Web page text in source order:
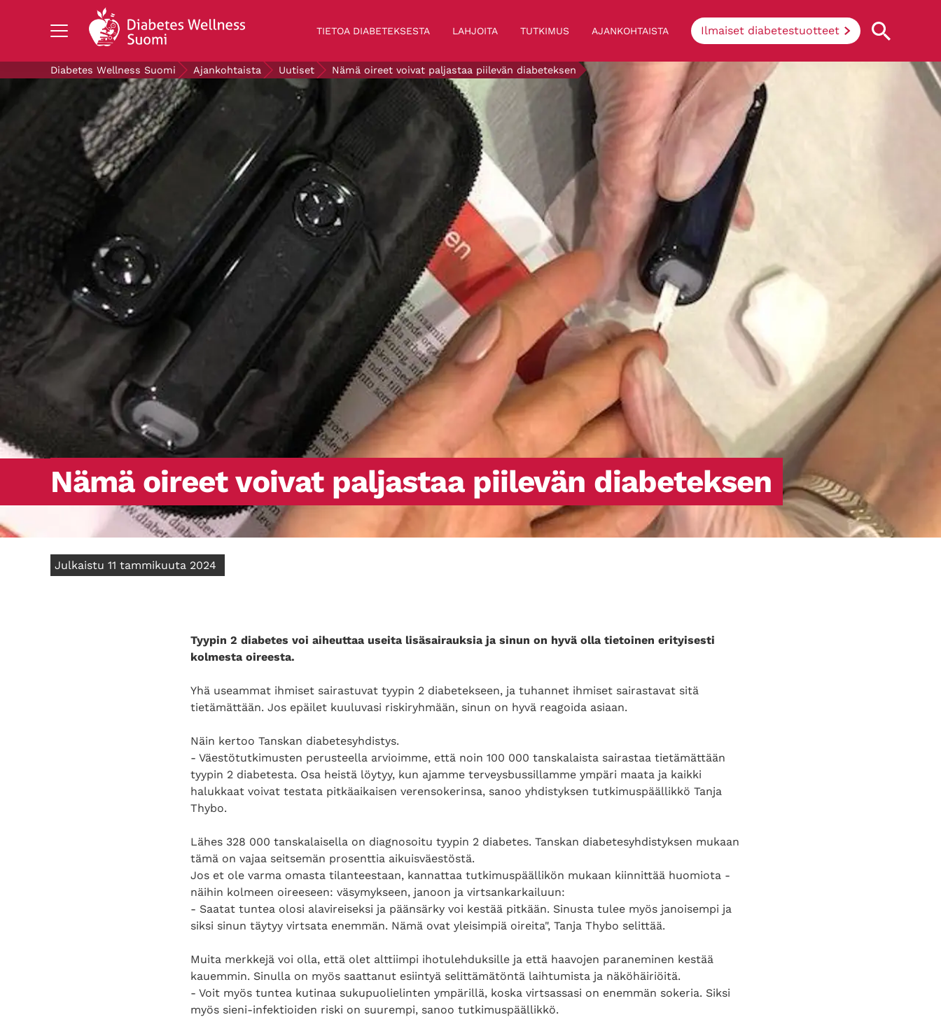
TIETOA DIABETEKSESTA LAHJOITA TUTKIMUS AJANKOHTAISTA Ilmaiset diabetestuotteet
TIETOA DIABETEKSESTA
TUTKIMUS
AJANKOHTAISTA
TIETOA MEISTÄ
ILMAISET DIABETESTUOTTEET
Mittaa verensokerisi
Mikä on diabetes?
Diabeetikon keho ei pysty tuottamaan
insuliinia joko lainkaan tai riittävästi, tai
tuotettu insuliini ei toimi (nk.
insuliiniresistenssi). Yksinkertaisesti
sanottuna sairaus estää kehoa
hyödyntämästä verenkierrossa olevaa
glukoosia, eli sokeria, energiaksi.
Search Diabetes Wellness Suomi
Diabetes Wellness Suomi Ajankohtaista Uutiset Nämä oireet voivat paljastaa piilevän diabeteksen
Nämä oireet voivat paljastaa piilevän diabeteksen
Julkaistu 11 tammikuuta 2024
Tyypin 2 diabetes voi aiheuttaa useita lisäsairauksia ja sinun on hyvä olla tietoinen erityisesti
kolmesta oireesta.
Yhä useammat ihmiset sairastuvat tyypin 2 diabetekseen, ja tuhannet ihmiset sairastavat sitä
tietämättään. Jos epäilet kuuluvasi riskiryhmään, sinun on hyvä reagoida asiaan.
Näin kertoo Tanskan diabetesyhdistys.
- Väestötutkimusten perusteella arvioimme, että noin 100 000 tanskalaista sairastaa tietämättään
tyypin 2 diabetesta. Osa heistä löytyy, kun ajamme terveysbussillamme ympäri maata ja kaikki
halukkaat voivat testata pitkäaikaisen verensokerinsa, sanoo yhdistyksen tutkimuspäällikkö Tanja
Thybo.
Lähes 328 000 tanskalaisella on diagnosoitu tyypin 2 diabetes. Tanskan diabetesyhdistyksen mukaan
tämä on vajaa seitsemän prosenttia aikuisväestöstä.
Jos et ole varma omasta tilanteestaan, kannattaa tutkimuspäällikön mukaan kiinnittää huomiota -
näihin kolmeen oireeseen: väsymykseen, janoon ja virtsankarkailuun:
- Saatat tuntea olosi alavireiseksi ja päänsärky voi kestää pitkään. Sinusta tulee myös janoisempi ja
siksi sinun täytyy virtsata enemmän. Nämä ovat yleisimpiä oireita", Tanja Thybo selittää.
Muita merkkejä voi olla, että olet alttiimpi ihotulehduksille ja että haavojen paraneminen kestää
kauemmin. Sinulla on myös saattanut esiintyä selittämätöntä laihtumista ja näköhäiriöitä.
- Voit myös tuntea kutinaa sukupuolielinten ympärillä, koska virtsassasi on enemmän sokeria. Siksi
myös sieni-infektioiden riski on suurempi, sanoo tutkimuspäällikkö.